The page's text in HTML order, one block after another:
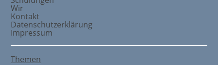
Wir
Kontakt
Datenschutzerklärung
Impressum
Themen